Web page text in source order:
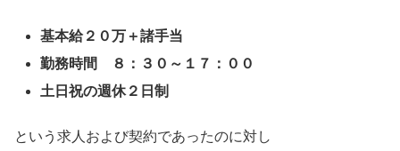
基本給２０万＋諸手当
勤務時間 ８：３０～１７：００
土日祝の週休２日制
という求人および契約であったのに対し